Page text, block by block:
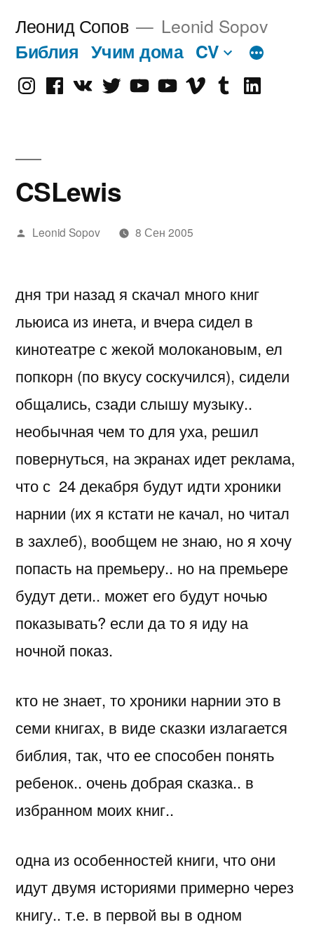
Леонид Сопов Leonid Sopov
Библия Учим дома CV
InstagramFacebook
VK TwitterYoutube
Old Vimeotumblrlinkedin
CSLewis
Написано
Leonid Sopov 8 Сен 2005
дня три назад я скачал много книг
льюиса из инета, и вчера сидел в
кинотеатре с жекой молокановым, ел
попкорн (по вкусу соскучился), сидели
общались, сзади слышу музыку..
необычная чем то для уха, решил
повернуться, на экранах идет реклама,
что с 24 декабря будут идти хроники
нарнии (их я кстати не качал, но читал
в захлеб), вообщем не знаю, но я хочу
попасть на премьеру.. но на премьере
будут дети.. может его будут ночью
показывать? если да то я иду на
ночной показ.
кто не знает, то хроники нарнии это в
семи книгах, в виде сказки излагается
библия, так, что ее способен понять
ребенок.. очень добрая сказка.. в
избранном моих книг..
одна из особенностей книги, что они
идут двумя историями примерно через
книгу.. т.е. в первой вы в одном